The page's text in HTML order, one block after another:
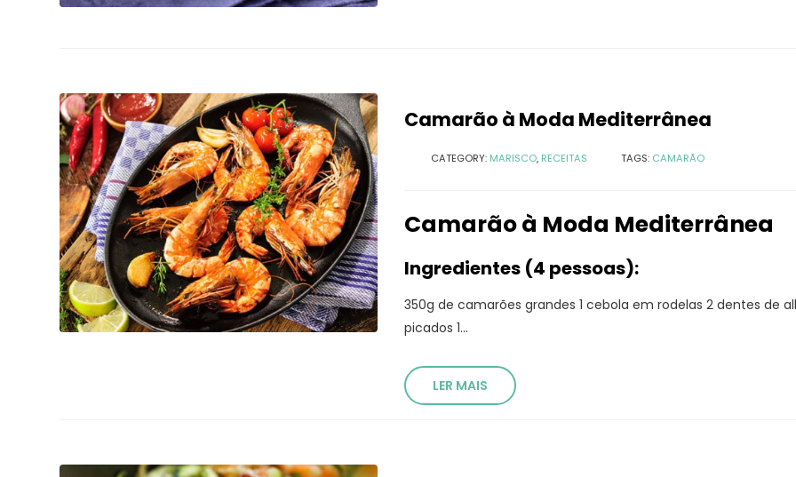
Camarão à Moda Mediterrânea
CATEGORY: MARISCO, RECEITAS TAGS: CAMARÃO
Camarão à Moda Mediterrânea
Ingredientes (4 pessoas):
350g de camarões grandes 1 cebola em rodelas 2 dentes de
picados 1...
LER MAIS